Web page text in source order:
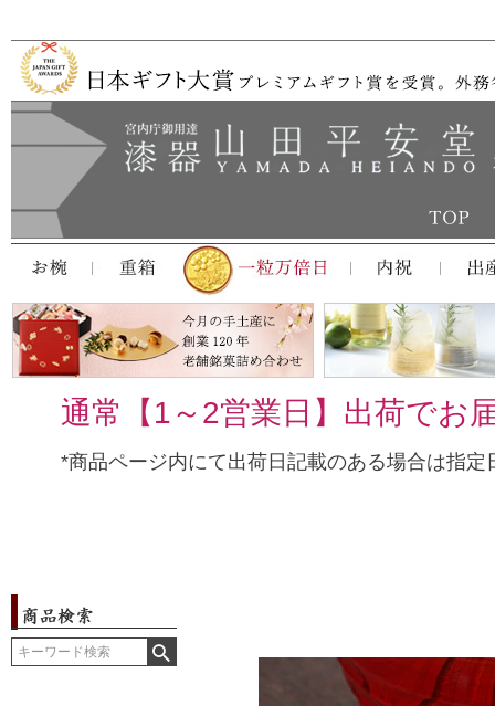
通常【1～2営業日】出荷でお
*商品ページ内にて出荷日記載のある場合は指定